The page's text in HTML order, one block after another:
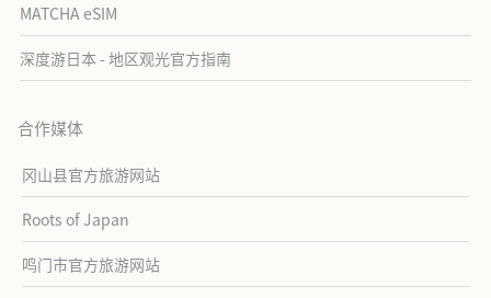
MATCHA eSIM
深度游日本 - 地区观光官方指南
合作媒体
冈山县官方旅游网站
Roots of Japan
鸣门市官方旅游网站